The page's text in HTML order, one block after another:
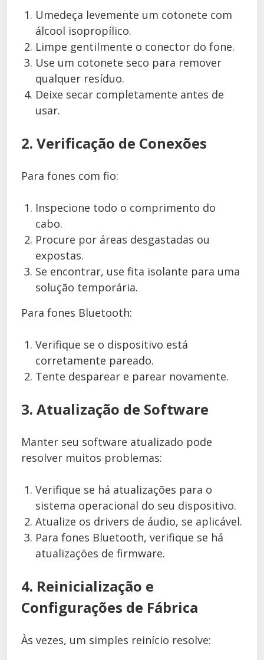
Umedeça levemente um cotonete com
álcool isopropílico.
Limpe gentilmente o conector do fone.
Use um cotonete seco para remover
qualquer resíduo.
Deixe secar completamente antes de
usar.
2. Verificação de Conexões
Para fones com fio:
Inspecione todo o comprimento do
cabo.
Procure por áreas desgastadas ou
expostas.
Se encontrar, use fita isolante para uma
solução temporária.
Para fones Bluetooth:
Verifique se o dispositivo está
corretamente pareado.
Tente desparear e parear novamente.
3. Atualização de Software
Manter seu software atualizado pode
resolver muitos problemas:
Verifique se há atualizações para o
sistema operacional do seu dispositivo.
Atualize os drivers de áudio, se aplicável.
Para fones Bluetooth, verifique se há
atualizações de firmware.
4. Reinicialização e
Configurações de Fábrica
Às vezes, um simples reinício resolve: